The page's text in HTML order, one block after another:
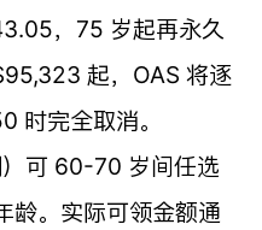
，75 岁起再永久
起，OAS 将逐
时完全取消。
可 60-70 岁间任选
龄。实际可领金额通